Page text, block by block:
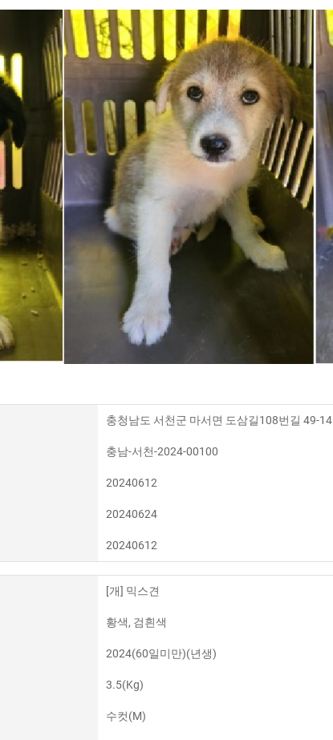
충청남도 서천군 마서면 도삼길108번길 49-14
충남-서천-2024-00100
20240612
20240624
20240612
[개] 믹스견
황색, 검흰색
2024(60일미만)(년생)
3.5(Kg)
수컷(M)